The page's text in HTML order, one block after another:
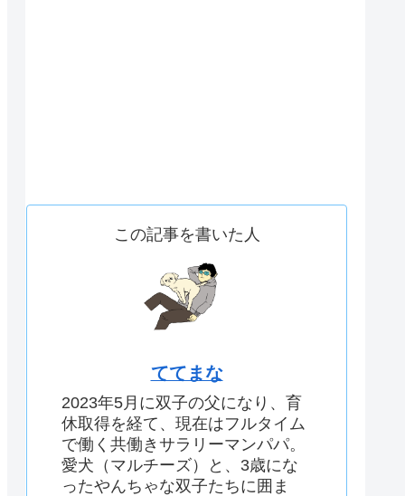
この記事を書いた人
ててまな
2023年5月に双子の父になり、育
休取得を経て、現在はフルタイム
で働く共働きサラリーマンパパ。
愛犬（マルチーズ）と、3歳にな
ったやんちゃな双子たちに囲ま